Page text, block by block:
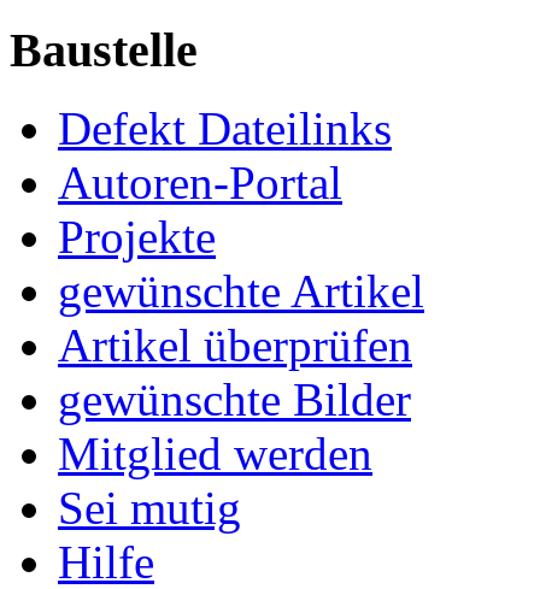
Baustelle
Defekt Dateilinks
Autoren-Portal
Projekte
gewünschte Artikel
Artikel überprüfen
gewünschte Bilder
Mitglied werden
Sei mutig
Hilfe